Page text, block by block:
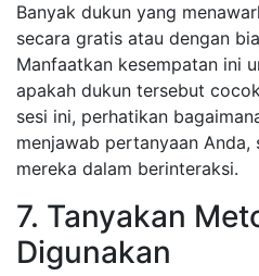
Banyak dukun yang
secara gratis atau dengan
Manfaatkan kesempatan ini
apakah dukun tersebut
sesi ini, perhatikan
menjawab pertanyaan
mereka dalam berinteraksi.
7. Tanyakan
Digunakan